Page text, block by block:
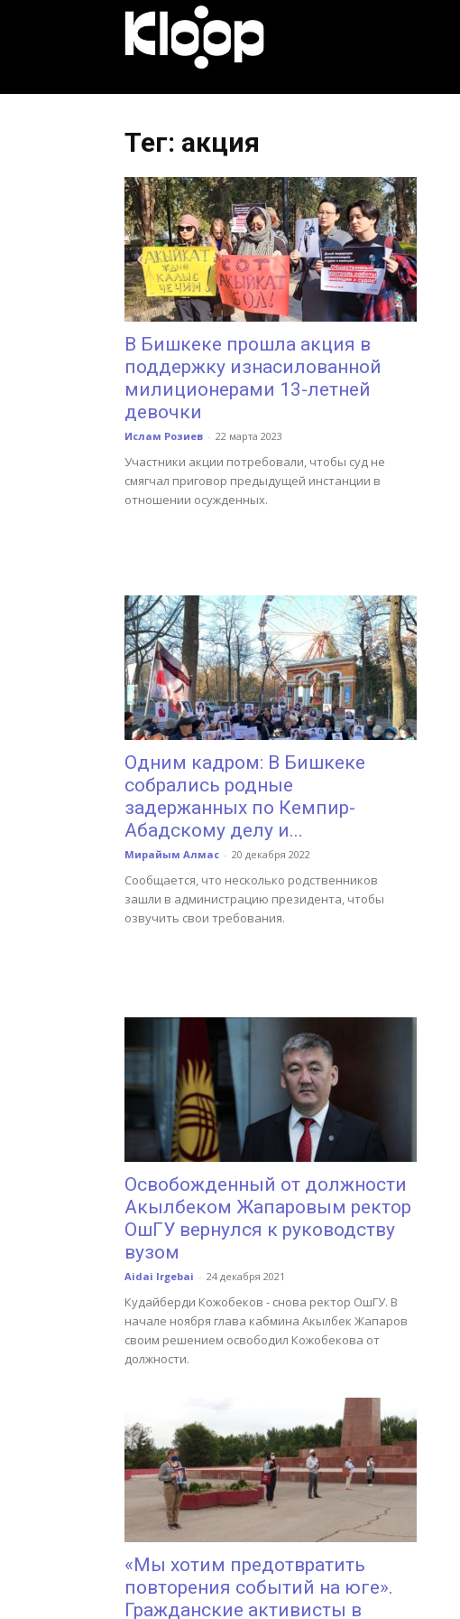
Новости
Кыргызстана
Тег: акция
В Бишкеке прошла акция в
поддержку изнасилованной
милиционерами 13-летней
девочки
Ислам Розиев - 22 марта 2023
Участники акции потребовали, чтобы суд не
смягчал приговор предыдущей инстанции в
отношении осужденных.
Одним кадром: В Бишкеке
собрались родные
задержанных по Кемпир-
Абадскому делу и...
Мирайым Алмас - 20 декабря 2022
Сообщается, что несколько родственников
зашли в администрацию президента, чтобы
озвучить свои требования.
Освобожденный от должности
Акылбеком Жапаровым ректор
ОшГУ вернулся к руководству
вузом
Aidai Irgebai - 24 декабря 2021
Кудайберди Кожобеков - снова ректор ОшГУ. В
начале ноября глава кабмина Акылбек Жапаров
своим решением освободил Кожобекова от
должности.
«Мы хотим предотвратить
повторения событий на юге».
Гражданские активисты в